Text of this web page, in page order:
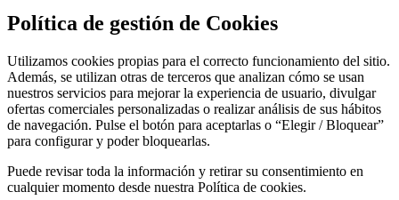
Política de gestión de Cookies
Utilizamos cookies propias para el correcto funcionamiento del sitio.
Además, se utilizan otras de terceros que analizan cómo se usan
nuestros servicios para mejorar la experiencia de usuario, divulgar
ofertas comerciales personalizadas o realizar análisis de sus hábitos
de navegación. Pulse el botón para aceptarlas o “Elegir / Bloquear”
para configurar y poder bloquearlas.
Puede revisar toda la información y retirar su consentimiento en
cualquier momento desde nuestra Política de cookies.